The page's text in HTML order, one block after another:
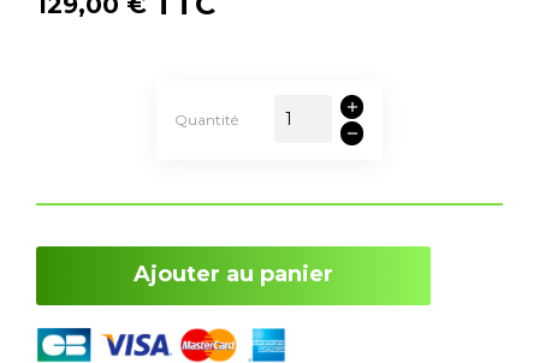
Quantité
Ajouter au panier